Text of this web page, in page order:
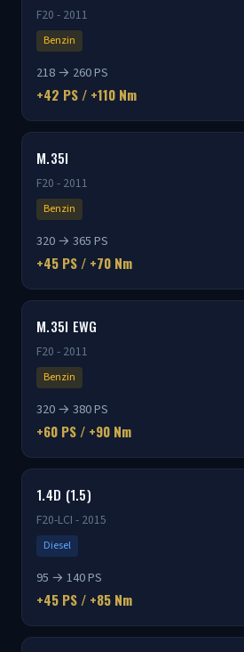
F20 - 2011
Benzin
218 → 260 PS
+42 PS / +110 Nm
M.35I
F20 - 2011
Benzin
320 → 365 PS
+45 PS / +70 Nm
M.35I EWG
F20 - 2011
Benzin
320 → 380 PS
+60 PS / +90 Nm
1.4D (1.5)
F20-LCI - 2015
Diesel
95 → 140 PS
+45 PS / +85 Nm